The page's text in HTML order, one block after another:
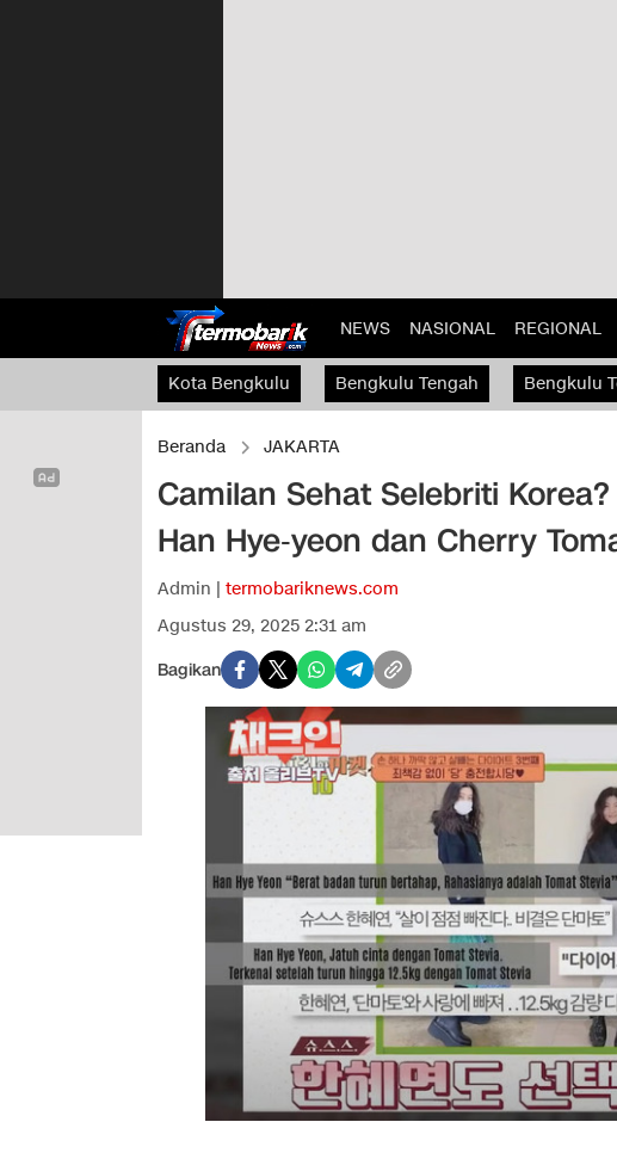
NEWS NASIONAL REGIONAL
Kota Bengkulu Bengkulu Tengah Bengkulu
Beranda JAKARTA
Camilan Sehat Selebriti
Han Hye‑yeon dan Cherry
Admin | termobariknews.com
Agustus 29, 2025 2:31 am
Bagikan